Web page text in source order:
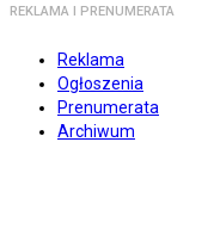
REKLAMA I PRENUMERATA
Reklama
Ogłoszenia
Prenumerata
Archiwum